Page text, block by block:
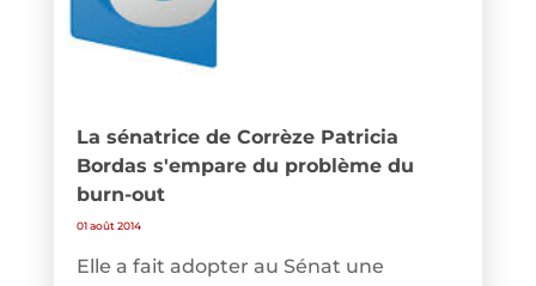
La sénatrice de Corrèze Patricia
Bordas s'empare du problème du
burn-out
01 août 2014
Elle a fait adopter au Sénat une